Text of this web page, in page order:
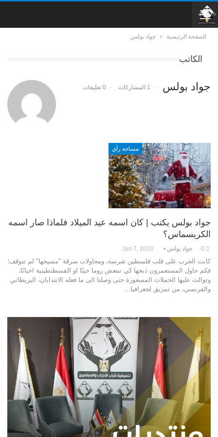
الصفحة الرئيسية جواد بولس
الكاتب
جواد بولس 1 المشاركات 0 تعليقات
مساحة رأي
جواد بولس يكتب | كان اسمه عيد الميلاد فلماذا صار اسمه
الكريسماس؟
جواد بولس Jan 7, 2023
كانت الحرب على قلب فلسطين شرسة، ومحاولات سرقة "مسيحها" لم تتوقف؛
فكم حاول المستعمرون ذبحها كي تنتعش روما حينًا او القسطنطينية احيانًا،
وتوالت عليها الحملات المسعورة حتى وصلنا الى ما فعله الانتدابان، البريطاني
والفرنسي، من تمزيق لجغرافيا…